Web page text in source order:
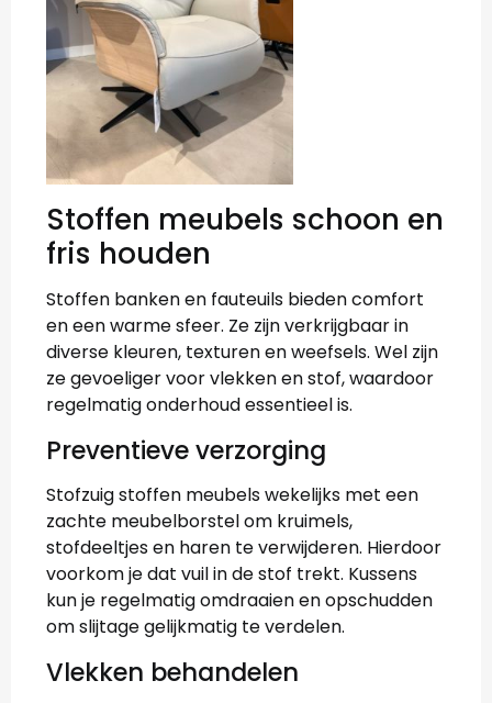
Stoffen meubels schoon en
fris houden
Stoffen banken en fauteuils bieden comfort
en een warme sfeer. Ze zijn verkrijgbaar in
diverse kleuren, texturen en weefsels. Wel zijn
ze gevoeliger voor vlekken en stof, waardoor
regelmatig onderhoud essentieel is.
Preventieve verzorging
Stofzuig stoffen meubels wekelijks met een
zachte meubelborstel om kruimels,
stofdeeltjes en haren te verwijderen. Hierdoor
voorkom je dat vuil in de stof trekt. Kussens
kun je regelmatig omdraaien en opschudden
om slijtage gelijkmatig te verdelen.
Vlekken behandelen